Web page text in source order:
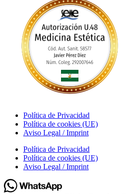
Política de Privacidad
Política de cookies (UE)
Aviso Legal / Imprint
Política de Privacidad
Política de cookies (UE)
Aviso Legal / Imprint